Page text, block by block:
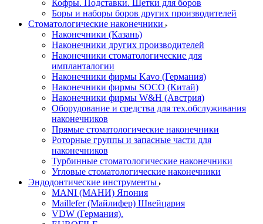
Кофры. Подставки. Щетки для боров
Боры и наборы боров других производителей
Стоматологические наконечники
Наконечники (Казань)
Наконечники других производителей
Наконечники стоматологические для
импланталогии
Наконечники фирмы Kavo (Германия)
Наконечники фирмы SOCO (Китай)
Наконечники фирмы W&H (Австрия)
Оборудование и средства для тех.обслуживания
наконечников
Прямые стоматологические наконечники
Роторные группы и запасные части для
наконечников
Турбинные стоматологические наконечники
Угловые стоматологические наконечники
Эндодонтические инструменты
MANI (МАНИ) Япония
Maillefer (Майлифер) Швейцария
VDW (Германия).